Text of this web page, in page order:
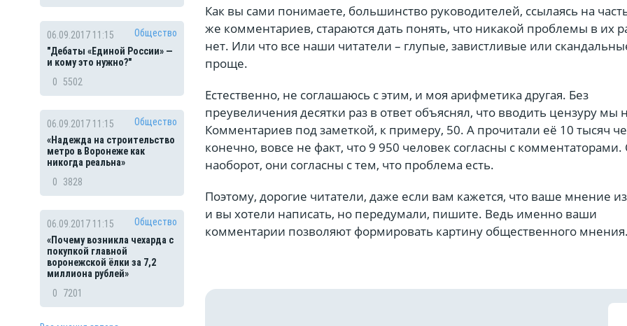
06.09.2017 11:15
Общество
"Дебаты «Единой России» —
и кому это нужно?"
0
5502
06.09.2017 11:15
Общество
«Надежда на строительство
метро в Воронеже как
никогда реальна»
0
3828
06.09.2017 11:15
Общество
«Почему возникла чехарда с
покупкой главной
воронежской ёлки за 7,2
миллиона рублей»
0
7201
Как вы сами понимаете, большинство руководителей, ссылаясь на
же комментариев, стараются дать понять, что никакой проблемы в их
нет. Или что все наши читатели – глупые, завистливые или
проще.
Естественно, не соглашаюсь с этим, и моя арифметика другая. Без
преувеличения десятки раз в ответ объяснял, что вводить цензуру мы
Комментариев под заметкой, к примеру, 50. А прочитали её 10 тысяч
конечно, вовсе не факт, что 9 950 человек согласны с комментаторами.
наоборот, они согласны с тем, что проблема есть.
Поэтому, дорогие читатели, даже если вам кажется, что ваше мнение
и вы хотели написать, но передумали, пишите. Ведь именно ваши
комментарии позволяют формировать картину общественного мнения.